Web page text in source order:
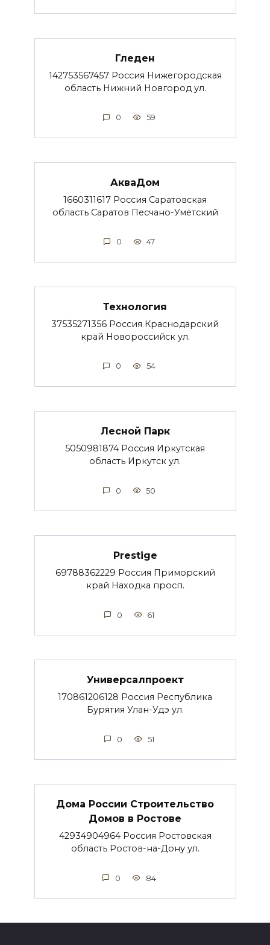
Гледен
142753567457 Россия Нижегородская
область Нижний Новгород ул.
0 59
АкваДом
1660311617 Россия Саратовская
область Саратов Песчано-Умётский
0 47
Технология
37535271356 Россия Краснодарский
край Новороссийск ул.
0 54
Лесной Парк
5050981874 Россия Иркутская
область Иркутск ул.
0 50
Prestige
69788362229 Россия Приморский
край Находка просп.
0 61
Универсалпроект
170861206128 Россия Республика
Бурятия Улан-Удэ ул.
0 51
Дома России Строительство
Домов в Ростове
42934904964 Россия Ростовская
область Ростов-на-Дону ул.
0 84